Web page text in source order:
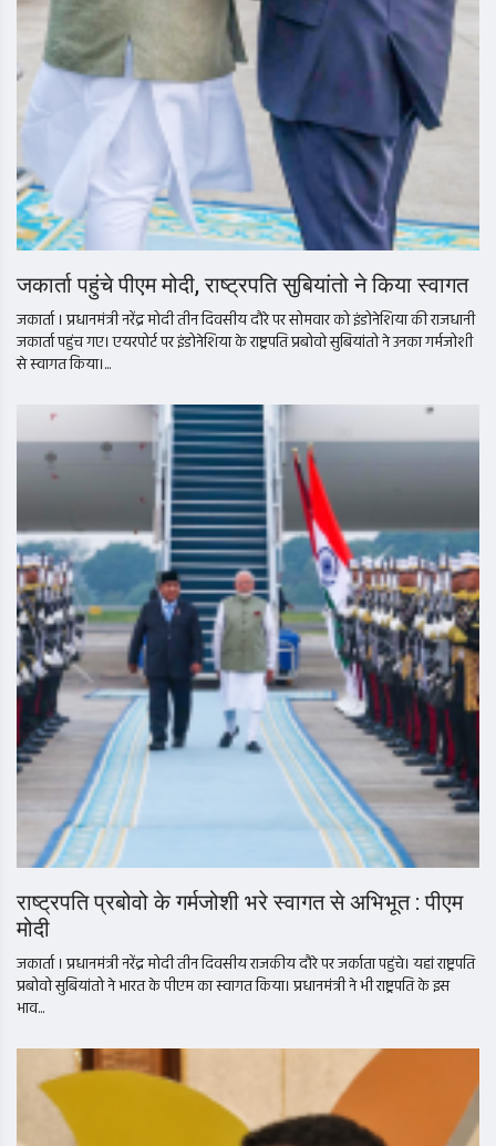
जकार्ता पहुंचे पीएम मोदी, राष्ट्रपति सुबियांतो ने किया स्वागत
जकार्ता । प्रधानमंत्री नरेंद्र मोदी तीन दिवसीय दौरे पर सोमवार को इंडोनेशिया की राजधानी
जकार्ता पहुंच गए। एयरपोर्ट पर इंडोनेशिया के राष्ट्रपति प्रबोवो सुबियांतो ने उनका गर्मजोशी
से स्वागत किया।...
राष्ट्रपति प्रबोवो के गर्मजोशी भरे स्वागत से अभिभूत : पीएम
मोदी
जकार्ता । प्रधानमंत्री नरेंद्र मोदी तीन दिवसीय राजकीय दौरे पर जर्काता पहुंचे। यहां राष्ट्रपति
प्रबोवो सुबियांतो ने भारत के पीएम का स्वागत किया। प्रधानमंत्री ने भी राष्ट्रपति के इस
भाव...